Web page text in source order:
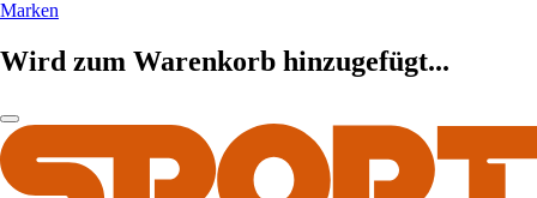
Marken
Wird zum Warenkorb hinzugefügt...